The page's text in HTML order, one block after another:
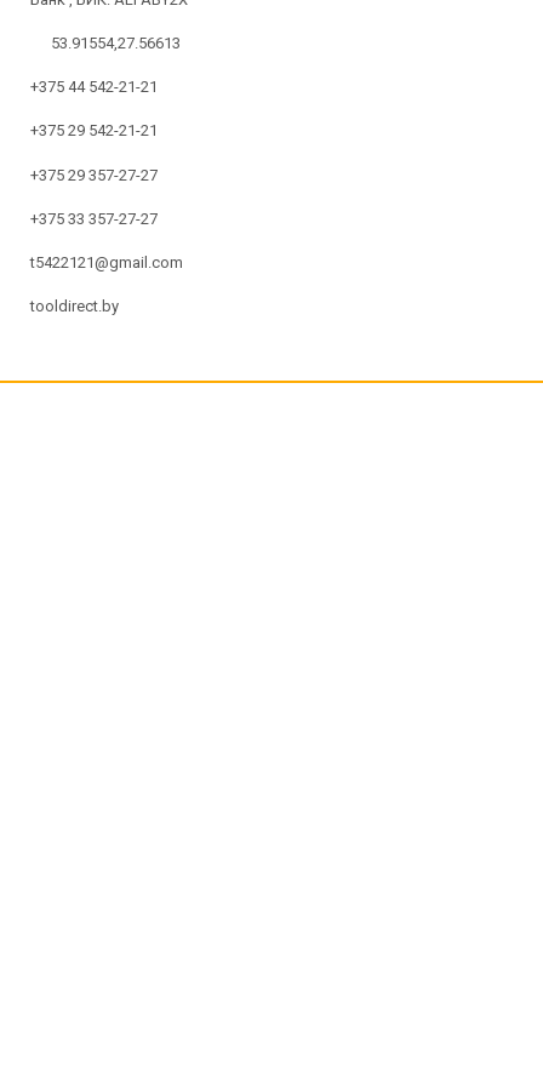
53.91554,27.56613
+375 44 542-21-21
+375 29 542-21-21
+375 29 357-27-27
+375 33 357-27-27
t5422121@gmail.com
tooldirect.by